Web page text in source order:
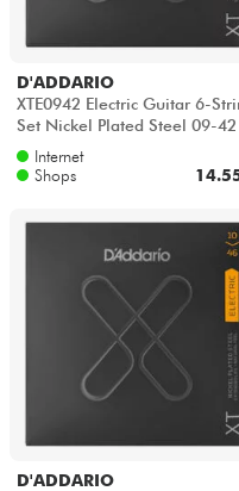
D'ADDARIO
XTE0942 Electric Guitar 6-
Set Nickel Plated Steel 09-
Saitensätze
Internet
Shops
D'ADDARIO